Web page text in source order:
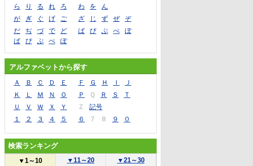
ら
り る れ ろ わ を
ん
が
ぎ ぐ げ ご ざ じ ず ぜ
ぞ
だ
ぢ づ で ど ば び ぶ べ
ぼ
ぱ
ぴ ぷ ぺ ぽ
アルファベットから探す
Ａ Ｂ Ｃ Ｄ Ｅ Ｆ Ｇ Ｈ Ｉ
Ｊ
Ｋ
Ｌ Ｍ Ｎ Ｏ Ｐ Ｑ Ｒ Ｓ
Ｔ
Ｕ
Ｖ Ｗ Ｘ Ｙ Ｚ
記号
１
２ ３ ４ ５ ６ ７ ８ ９ ０
検索ランキング
▼ 1～10 ▼ 11～20 ▼ 21～30